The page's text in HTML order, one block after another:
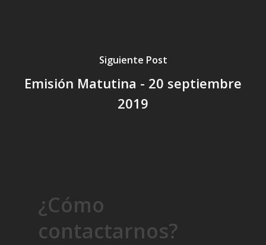
Siguiente Post
Emisión Matutina - 20 septiembre
2019
¿Cómo
contactarnos?